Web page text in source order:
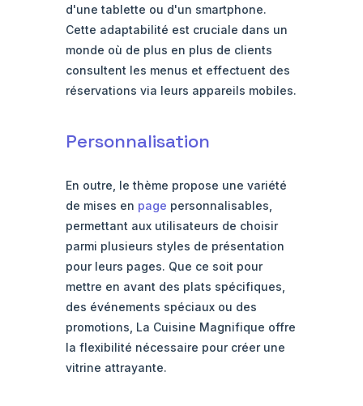
d'une tablette ou d'un smartphone.
Cette adaptabilité est cruciale dans un
monde où de plus en plus de clients
consultent les menus et effectuent des
réservations via leurs appareils mobiles.
Personnalisation
En outre, le thème propose une variété
de mises en page personnalisables,
permettant aux utilisateurs de choisir
parmi plusieurs styles de présentation
pour leurs pages. Que ce soit pour
mettre en avant des plats spécifiques,
des événements spéciaux ou des
promotions, La Cuisine Magnifique offre
la flexibilité nécessaire pour créer une
vitrine attrayante.